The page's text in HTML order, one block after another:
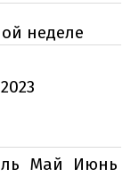
неделе
2023
Май
Июнь